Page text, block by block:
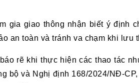
gia giao thông nhận biết ý định
an toàn và tránh va chạm khi lưu
rẽ khi thực hiện các thao tác
bộ và Nghị định 168/2024/NĐ-